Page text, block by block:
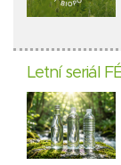
Letní seriál